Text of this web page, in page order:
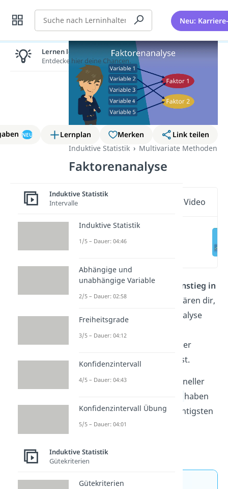
Suche Neu:
NEU Lernplan Merken
Link teilen
Induktive Statistik
Multivariate Methoden
Faktorenanalyse
Wichtige Inhalte in diesem Video
Dieser Artikel hilft dir beim
Einstieg in
die Faktorenanalyse
. Wir erklären dir,
worum es bei der Faktorenanalyse
durchführst und was du bei der
Interpretation beachten musst.
Du willst das Thema noch schneller
haben
wir die Antworten auf die wichtigsten
Fragen kompakt für dich
Lernen lohnt sich!
Entdecke hier deine Chancen.
Induktive Statistik
Intervalle
Induktive Statistik
1/5 – Dauer: 04:46
Abhängige und
unabhängige Variable
2/5 – Dauer: 02:58
Freiheitsgrade
3/5 – Dauer: 04:12
Konfidenzintervall
4/5 – Dauer: 04:43
Konfidenzintervall Übung
5/5 – Dauer: 04:01
Induktive Statistik
Gütekriterien
Gütekriterien